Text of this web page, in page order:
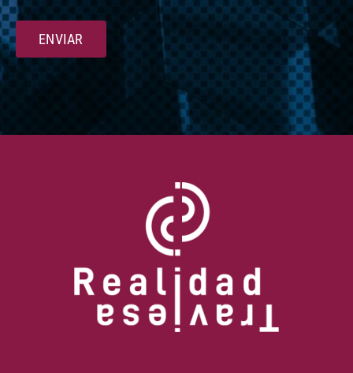
ENVIAR